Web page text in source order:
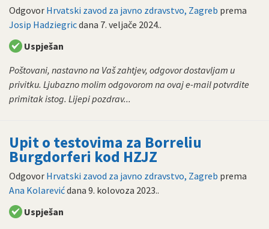
Odgovor Hrvatski zavod za javno zdravstvo, Zagreb prema
Josip Hadziegricdana 7. veljače 2024..
Uspješan
Poštovani, nastavno na Vaš zahtjev, odgovor dostavljam u
privitku. Ljubazno molim odgovorom na ovaj e-mail potvrdite
primitak istog. Lijepi pozdrav...
Upit o testovima za Borreliu
Burgdorferi kod HZJZ
Odgovor Hrvatski zavod za javno zdravstvo, Zagreb prema
Ana Kolarevićdana 9. kolovoza 2023..
Uspješan